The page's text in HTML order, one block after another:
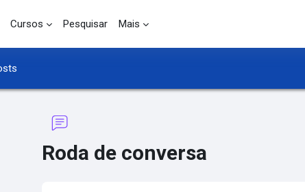
Cursos Pesquisar Mais
Roda de conversa